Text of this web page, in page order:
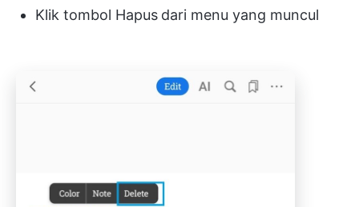
Klik tombol Hapus dari menu yang muncul